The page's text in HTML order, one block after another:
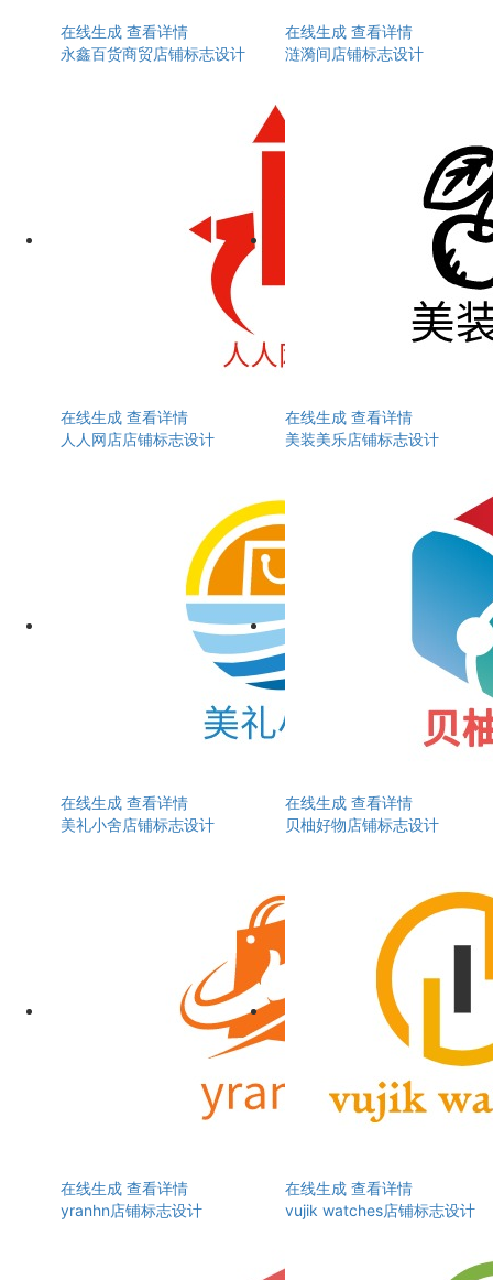
在线生成 查看详情
永鑫百货商贸店铺标志设计
在线生成 查看详情
涟漪间店铺标志设计
在线生成 查看详情
人人网店店铺标志设计
在线生成 查看详情
美装美乐店铺标志设计
在线生成 查看详情
美礼小舍店铺标志设计
在线生成 查看详情
贝柚好物店铺标志设计
在线生成 查看详情
yranhn店铺标志设计
在线生成 查看详情
vujik watches店铺标志设计